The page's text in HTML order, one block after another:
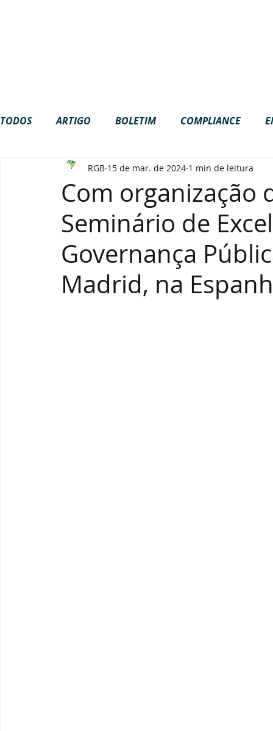
TODOS ARTIGO BOLETIM COMPLIANCE
GOVERNANÇA INTERNACIONAL LGPD
PODCAST VÍDEOS
Com organização
Seminário de
Governança
Madrid, na
RGB 15 de mar. de 2024 1 min de leitura